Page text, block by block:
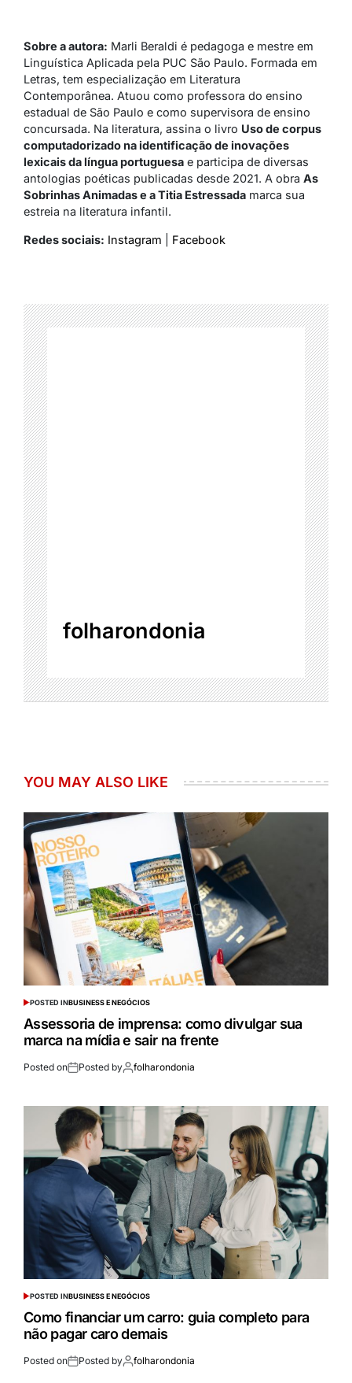
Sobre a autora: Marli Beraldi é pedagoga e mestre em
Linguística Aplicada pela PUC São Paulo. Formada em
Letras, tem especialização em Literatura
Contemporânea. Atuou como professora do ensino
estadual de São Paulo e como supervisora de ensino
concursada. Na literatura, assina o livro Uso de corpus
computadorizado na identificação de inovações
lexicais da língua portuguesa e participa de diversas
antologias poéticas publicadas desde 2021. A obra As
Sobrinhas Animadas e a Titia Estressada marca sua
estreia na literatura infantil.
Redes sociais: Instagram Facebook
folharondonia
YOU MAY ALSO LIKE
POSTED INBUSINESS E NEGÓCIOS
Assessoria de imprensa: como divulgar sua
marca na mídia e sair na frente
Posted on Posted by folharondonia
POSTED INBUSINESS E NEGÓCIOS
Como financiar um carro: guia completo para
não pagar caro demais
Posted on Posted by folharondonia